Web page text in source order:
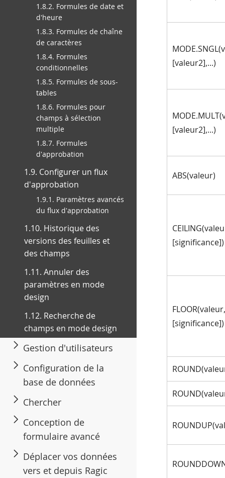
1.8.2. Formules de date et
d'heure
1.8.3. Formules de chaîne
de caractères
1.8.4. Formules
conditionnelles
1.8.5. Formules de sous-
tables
1.8.6. Formules pour
champs à sélection
multiple
1.8.7. Formules
d'approbation
1.9. Configurer un flux
d'approbation
1.9.1. Paramètres avancés
du flux d'approbation
1.10. Historique des
versions des feuilles et
des champs
1.11. Annuler des
paramètres en mode
design
1.12. Recherche de
champs en mode design
Gestion d'utilisateurs
Configuration de la
base de données
Chercher
Conception de
formulaire avancé
Déplacer vos données
vers et depuis Ragic
[valeur2],...)
[valeur2],...)
ABS(valeur)
[significance])
FLOOR(valeur,
[significance])